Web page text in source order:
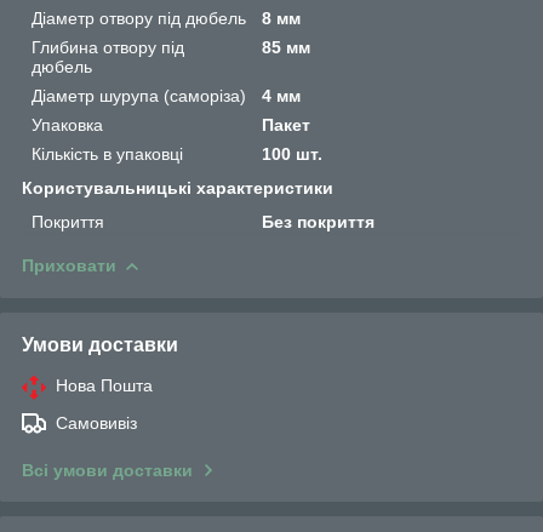
Діаметр отвору під дюбель
8 мм
Глибина отвору під
дюбель
85 мм
Діаметр шурупа (саморіза)
4 мм
Упаковка
Пакет
Кількість в упаковці
100 шт.
Користувальницькі характеристики
Покриття
Без покриття
Приховати
Умови доставки
Нова Пошта
Самовивіз
Всі умови доставки